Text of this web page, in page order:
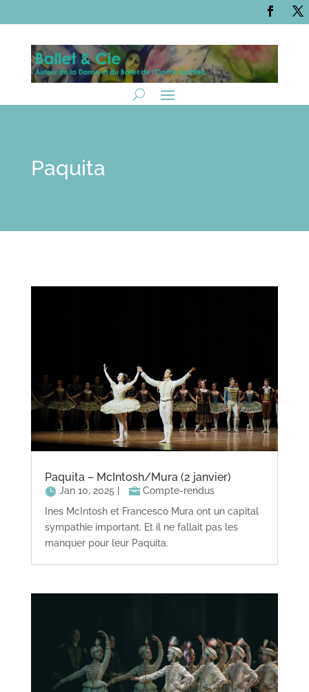
Paquita
Paquita – McIntosh/Mura (2 janvier)
Jan 10, 2025
Compte-rendus
Ines McIntosh et Francesco Mura ont un capital
sympathie important. Et il ne fallait pas les
manquer pour leur Paquita.